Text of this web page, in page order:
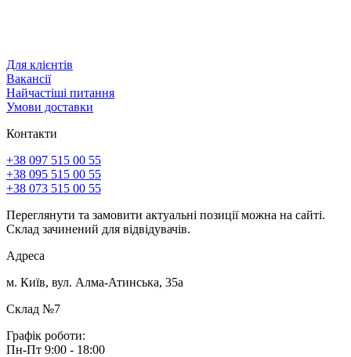
Для клієнтів
Вакансії
Найчастіші питання
Умови доставки
Контакти
+38 097 515 00 55
+38 095 515 00 55
+38 073 515 00 55
Переглянути та замовити актуальні позиції можна на сайті.
Склад зачинений для відвідувачів.
Адреса
м. Київ, вул. Алма-Атинська, 35а
Склад №7
Графік роботи:
Пн-Пт 9:00 - 18:00